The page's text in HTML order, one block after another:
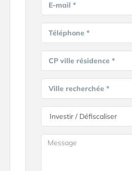
E-mail *
Téléphone *
CP ville résidence *
Ville recherchée *